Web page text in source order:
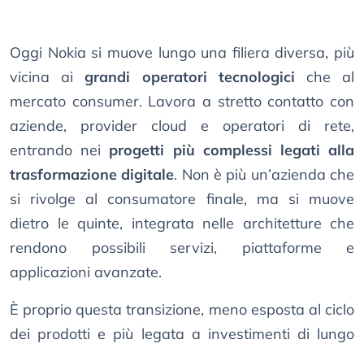
Oggi Nokia si muove lungo una filiera diversa, più
vicina aigrandi operatori tecnologici che al
mercato consumer. Lavora a stretto contatto con
aziende, provider cloud e operatori di rete,
entrando nei progetti più complessi legati alla
trasformazione digitale. Non è più un’azienda che
si rivolge al consumatore finale, ma si muove
dietro le quinte, integrata nelle architetture che
rendono possibili servizi, piattaforme e
applicazioni avanzate.
È proprio questa transizione, meno esposta al ciclo
dei prodotti e più legata a investimenti di lungo